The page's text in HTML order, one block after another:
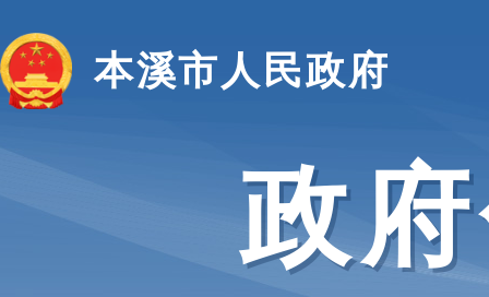
本溪市人民政府
政